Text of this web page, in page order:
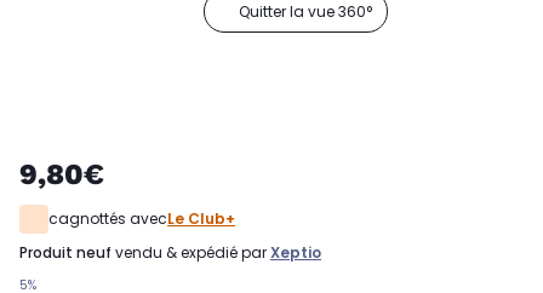
Quitter la vue 360°
9,80€
cagnottés avecLe Club+
produit neuf vendu & expédié parXeptio
5%